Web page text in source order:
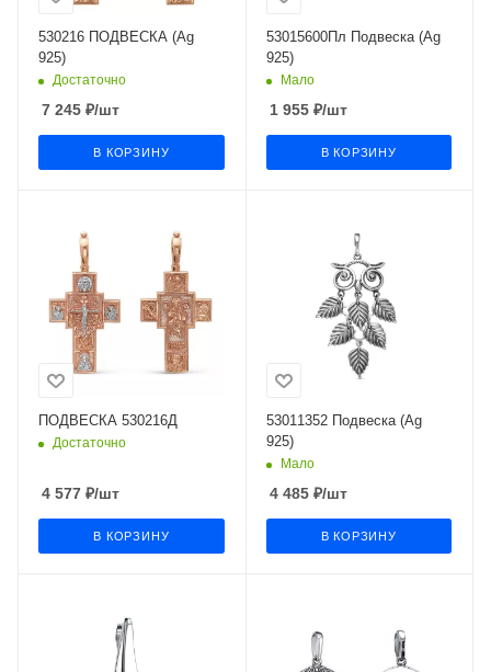
530216 ПОДВЕСКА (Ag
925)
Достаточно
7 245 ₽/шт
В КОРЗИНУ
53015600Пл Подвеска (Ag
925)
Мало
1 955₽/шт
В КОРЗИНУ
ПОДВЕСКА 530216Д
Достаточно
4 577 ₽/шт
В КОРЗИНУ
53011352 Подвеска (Ag
925)
Мало
4 485₽/шт
В КОРЗИНУ